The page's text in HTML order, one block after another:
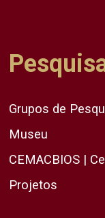
Grupos de
Museu
CEMACBIOS |
Projetos